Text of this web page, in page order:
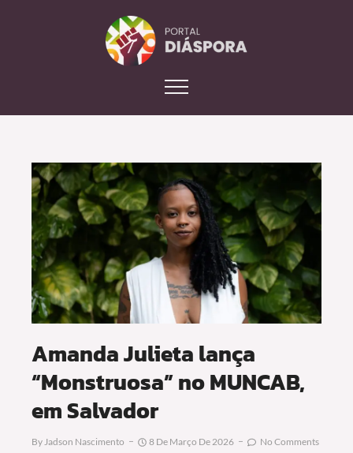
Amanda Julieta lança
“Monstruosa” no MUNCAB,
em Salvador
By Jadson Nascimento 8 De Março De 2026 No Comments